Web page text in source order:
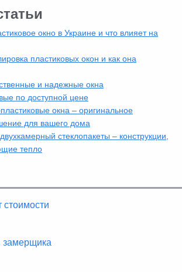
окно в Украине и что влияет на
пластиковых окон и как она
и надежные окна
по доступной цене
окна – оригинальное
для вашего дома
стеклопакеты – конструкции,
тепло
стоимости
замерщика